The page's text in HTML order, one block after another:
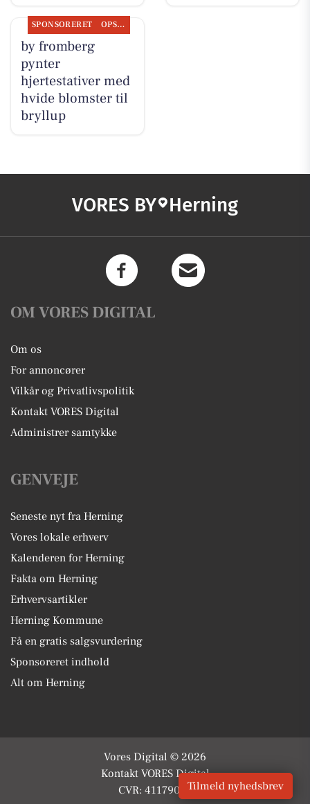
SPONSORERET OPSLAGSTAVLEN
by fromberg
pynter
hjertestativer med
hvide blomster til
bryllup
VORES BY Herning
OM VORES DIGITAL
Om os
For annoncører
Vilkår og Privatlivspolitik
Kontakt VORES Digital
Administrer samtykke
GENVEJE
Seneste nyt fra Herning
Vores lokale erhverv
Kalenderen for Herning
Fakta om Herning
Erhvervsartikler
Herning Kommune
Få en gratis salgsvurdering
Sponsoreret indhold
Alt om Herning
Vores Digital © 2026
Kontakt VORES Digital
CVR: 41179082Tilmeld nyhedsbrev